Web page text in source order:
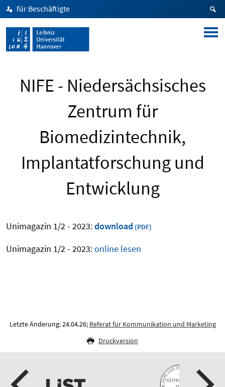
für Beschäftigte
NIFE - Niedersächsisches
Zentrum für
Biomedizintechnik,
Implantatforschung und
Entwicklung
Unimagazin 1/2 - 2023:download
Unimagazin 1/2 - 2023:online lesen
Letzte Änderung: 24.04.26; Referat für Kommunikation und Marketing
Druckversion